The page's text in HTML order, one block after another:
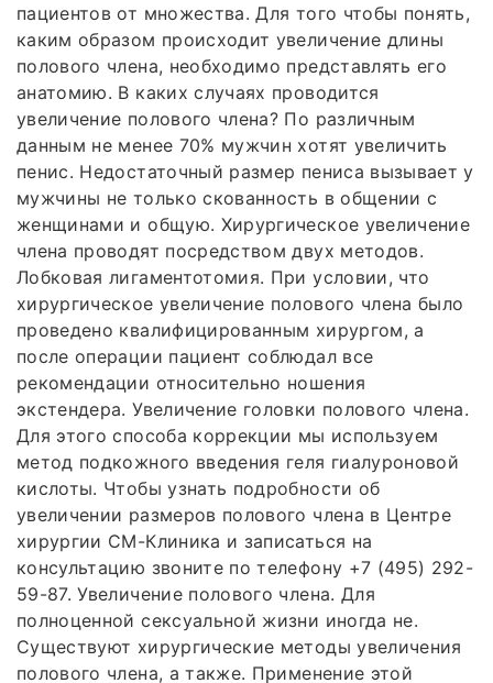
пациентов от множества. Для того чтобы понять,
каким образом происходит увеличение длины
полового члена, необходимо представлять его
анатомию. В каких случаях проводится
увеличение полового члена? По различным
данным не менее 70% мужчин хотят увеличить
пенис. Недостаточный размер пениса вызывает у
мужчины не только скованность в общении с
женщинами и общую. Хирургическое увеличение
члена проводят посредством двух методов.
Лобковая лигаментотомия. При условии, что
хирургическое увеличение полового члена было
проведено квалифицированным хирургом, а
после операции пациент соблюдал все
рекомендации относительно ношения
экстендера. Увеличение головки полового члена.
Для этого способа коррекции мы используем
метод подкожного введения геля гиалуроновой
кислоты. Чтобы узнать подробности об
увеличении размеров полового члена в Центре
хирургии СМ-Клиника и записаться на
консультацию звоните по телефону +7 (495) 292-
59-87. Увеличение полового члена. Для
полноценной сексуальной жизни иногда не.
Существуют хирургические методы увеличения
полового члена, а также. Применение этой